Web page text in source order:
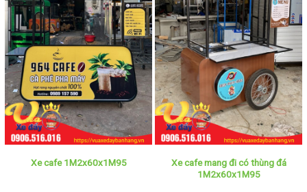
Xe cafe 1M2x60x1M95
Xe cafe mang đi có thùng đá
1M2x60x1M95